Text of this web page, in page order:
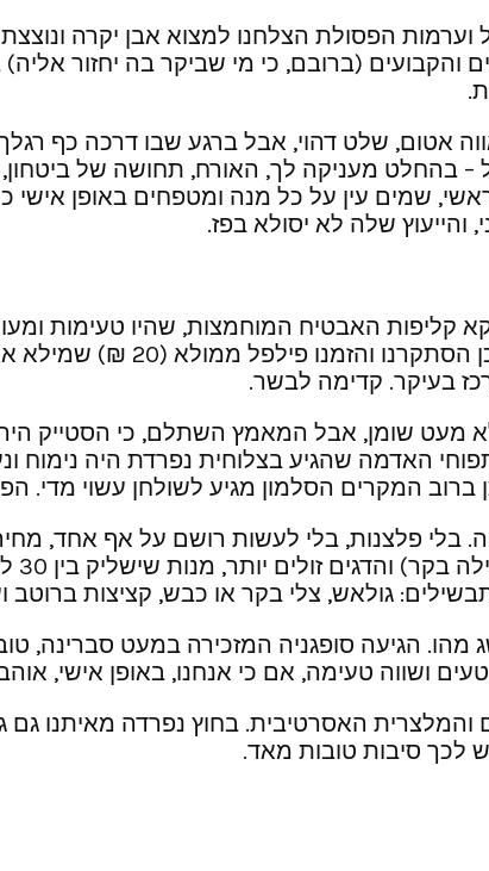
(ברובם, כי מי שביקר בה יחזור
אטום, שלט דהוי, אבל ברגע שבו דרכה כף
מעניקה לך, האורח, תחושה של ביטחון,
שמים עין על כל מנה ומטפחים באופן אישי
שלה לא יסולא בפז.
קליפות האבטיח המוחמצות, שהיו טעימות
שמנו לב, זכו להצלחה
בעיקר. קדימה לבשר.
ונדרשנו הפריד ממנו לא מעט שומן, אבל המאמץ השתלם,
האדמה שהגיע בצלוחית נפרדת היה נימוח
בלי פלצנות, בלי לעשות רושם על אף אחד,
גולאש, צלי בקר או כבש, קציצות ברוטב
מהו. הגיעה סופגניה המזכירה במעט סברינה,
ושווה טעימה, אם כי אנחנו, באופן אישי,
והמלצרית האסרטיבית. בחוץ נפרדה מאיתנו